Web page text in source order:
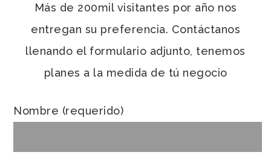
Más de 200mil visitantes por año nos
entregan su preferencia. Contáctanos
llenando el formulario adjunto, tenemos
planes a la medida de tú negocio
Nombre (requerido)